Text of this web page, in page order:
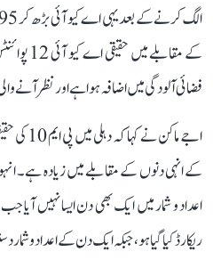
کے
فضائی آلودگی میں اضافہ ہوا ہے اور نظر
کے انہی دنوں کے مقابلے میں زیادہ ہے۔
ریکارڈ کیا گیا ہو، جبکہ ایک دن کے اعداد و